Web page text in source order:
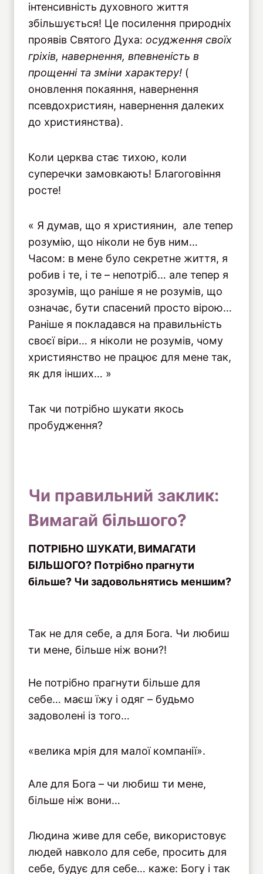
інтенсивність духовного життя
збільшується! Це посилення природніх
проявів Святого Духа: осудження своїх
гріхів, навернення, впевненість в
прощенні та зміни характеру! (
оновлення покаяння, навернення
псевдохристиян, навернення далеких
до християнства).
Коли церква стає тихою, коли
суперечки замовкають! Благоговіння
росте!
« Я думав, що я християнин, але тепер
розумію, що ніколи не був ним…
Часом: в мене було секретне життя, я
робив і те, і те – непотріб… але тепер я
зрозумів, що раніше я не розумів, що
означає, бути спасений просто вірою…
Раніше я покладався на правильність
своєї віри… я ніколи не розумів, чому
християнство не працює для мене так,
як для інших… »
Так чи потрібно шукати якось
пробудження?
Чи правильний заклик:
Вимагай більшого?
ПОТРІБНО ШУКАТИ, ВИМАГАТИ
БІЛЬШОГО? Потрібно прагнути
більше? Чи задовольнятись меншим?
Так не для себе, а для Бога. Чи любиш
ти мене, більше ніж вони?!
Не потрібно прагнути більше для
себе… маєш їжу і одяг – будьмо
задоволені із того…
«велика мрія для малої компанії».
Але для Бога – чи любиш ти мене,
більше ніж вони…
Людина живе для себе, використовує
людей навколо для себе, просить для
себе, будує для себе… каже: Богу і так